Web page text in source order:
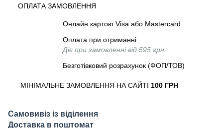
ОПЛАТА ЗАМОВЛЕННЯ
Онлайн картою Visa або Mastercard
Оплата при отриманні
Діє при замовленні від 595 грн
Безготівковий розрахунок (ФОП/ТОВ)
МІНІМАЛЬНЕ ЗАМОВЛЕННЯ НА САЙТІ 100 ГРН
Самовивіз із віділення
Доставка в поштомат